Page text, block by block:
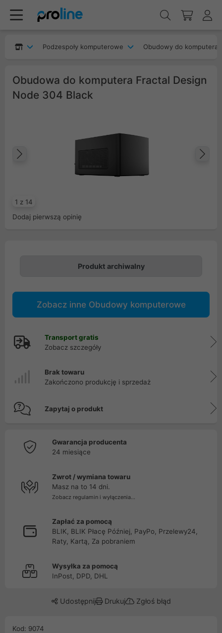
Podzespoły komputerowe Obudowy do komputera
Obudowa do komputera Fractal Design
Node 304 Black
1 z 14
Poprzedni
Dodaj pierwszą opinię
Produkt archiwalny
Zobacz inne Obudowy komputerowe
Transport gratis
Zobacz szczegóły
Brak towaru
Zakończono produkcję i sprzedaż
Zapytaj o produkt
Gwarancja producenta
24 miesiące
Zwrot / wymiana towaru
Masz na to 14 dni.
Zobacz regulamin i wyłączenia...
Zapłać za pomocą
BLIK, BLIK Płacę Później, PayPo, Przelewy24,
Raty, Kartą, Za pobraniem
Wysyłka za pomocą
InPost, DPD, DHL
Udostępnij Drukuj Zgłoś błąd
Kod: 9074